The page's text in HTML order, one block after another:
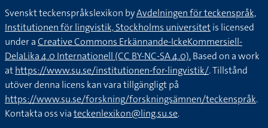
Svenskt teckenspråkslexikon byAvdelningen för teckenspråk,
Institutionen för lingvistik, Stockholms universitetis licensed
under aCreative Commons Erkännande-IckeKommersiell-
DelaLika 4.0 Internationell (CC BY-NC-SA 4.0).Based on a work
athttps://www.su.se/institutionen-for-lingvistik/. Tillstånd
utöver denna licens kan vara tillgängligt på
https://www.su.se/forskning/forskningsämnen/teckenspråk.
Kontakta oss viateckenlexikon@ling.su.se.